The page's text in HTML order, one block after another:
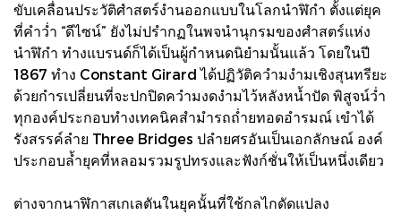
ขับเคลื่อนประวัติศำสตร์งำนออกแบบในโลกนำฬิกำ ตั้งแต่ยุค
ที่คำว่ำ “ดีไซน์” ยังไม่ปรำกฏในพจนำนุกรมของศำสตร์แห่ง
นำฬิกำ ทำงแบรนด์ก็ได้เป็นผู้กำหนดนิยำมนั้นแล้ว โดยในปี
1867 ทำง Constant Girard ได้ปฏิวัติควำมงำมเชิงสุนทรียะ
ด้วยกำรเปลี่ยนที่จะปกปิดควำมงดงำมไว้หลังหน้ำปัด พิสูจน์ว่ำ
ทุกองค์ประกอบทำงเทคนิคสำมำรถถ่ำยทอดอำรมณ์ เขำได้
รังสรรค์ลำย Three Bridges ปลำยศรอันเป็นเอกลักษณ์ องค์
ประกอบล้ำยุคที่หลอมรวมรูปทรงและฟังก์ชั่นให้เป็นหนึ่งเดียว
ต่างจากนาฬิกาสเกเลตันในยุคนั้นที่ใช้กลไกดัดแปลง